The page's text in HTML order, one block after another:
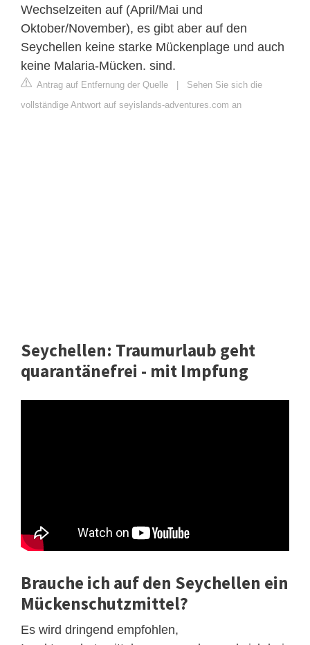
Wechselzeiten auf (April/Mai und
Oktober/November), es gibt aber auf den
Seychellen keine starke Mückenplage und auch
keine Malaria-Mücken. sind.
Antrag auf Entfernung der Quelle
Sehen Sie sich die
vollständige Antwort auf seyislands-adventures.com an
Seychellen: Traumurlaub geht
quarantänefrei - mit Impfung
Brauche ich auf den Seychellen ein
Mückenschutzmittel?
Es wird dringend empfohlen,